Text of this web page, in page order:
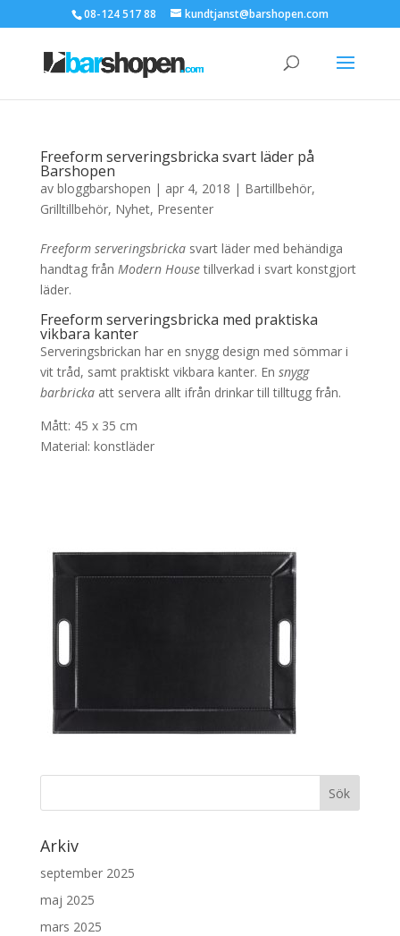
08-124 517 88 kundtjanst@barshopen.com
Freeform serveringsbricka svart läder på
Barshopen
av bloggbarshopen | apr 4, 2018 | Bartillbehör,
Grilltillbehör, Nyhet, Presenter
Freeform serveringsbrickasvart läder med behändiga
handtag från Modern Housetillverkad i svart konstgjort
läder.
Freeform serveringsbricka med praktiska
vikbara kanter
Serveringsbrickan har en snygg design med sömmar i
vit tråd, samt praktiskt vikbara kanter. En snygg
barbrickaatt servera allt ifrån drinkar till tilltugg från.
Mått: 45 x 35 cm
Material: konstläder
Arkiv
september 2025
maj 2025
mars 2025